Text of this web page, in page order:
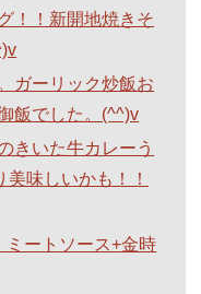
！！新開地焼きそ
ガーリック炒飯お
飯でした。(^^)v
きいた牛カレーう
味しいかも！！
ミートソース+金時